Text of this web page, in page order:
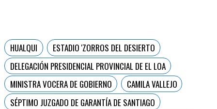
HUALQUI
ESTADIO 'ZORROS DEL DESIERTO
DELEGACIÓN PRESIDENCIAL PROVINCIAL DE EL LOA
MINISTRA VOCERA DE GOBIERNO
CAMILA VALLEJO
SÉPTIMO JUZGADO DE GARANTÍA DE SANTIAGO